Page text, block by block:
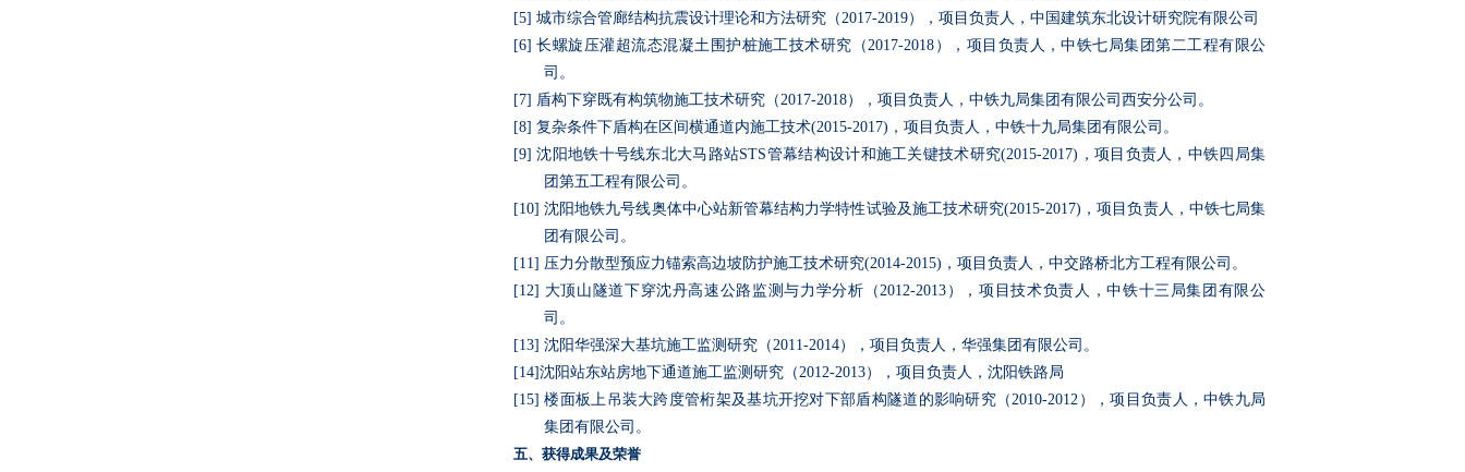
[5] 城市综合管廊结构抗震设计理论和方法研究（2017-2019），项目负责人，中国建筑东北设计研究院有限公司
[6]长螺旋压灌超流态混凝土围护桩施工技术研究（2017-2018 ），项目负责人，中铁七局集团第二工程有限公
司。
[7] 盾构下穿既有构筑物施工技术研究（2017-2018），项目负责人，中铁九局集团有限公司西安分公司。
[8] 复杂条件下盾构在区间横通道内施工技术(2015-2017) ，项目负责人，中铁十九局集团有限公司。
[9]沈阳地铁十号线东北大马路站STS管幕结构设计和施工关键技术研究(2015-2017) ，项目负责人，中铁四局集
团第五工程有限公司。
[10]沈阳地铁九号线奥体中心站新管幕结构力学特性试验及施工技术研究(2015-2017) ，项目负责人，中铁七局集
团有限公司。
[11] 压力分散型预应力锚索高边坡防护施工技术研究(2014-2015) ，项目负责人，中交路桥北方工程有限公司。
[12] 大顶山隧道下穿沈丹高速公路监测与力学分析（2012-2013 ），项目技术负责人，中铁十三局集团有限公
司。
[13] 沈阳华强深大基坑施工监测研究（2011-2014），项目负责人，华强集团有限公司。
[14]沈阳站东站房地下通道施工监测研究（2012-2013），项目负责人，沈阳铁路局
[15]楼面板上吊装大跨度管桁架及基坑开挖对下部盾构隧道的影响研究（2010-2012 ），项目负责人，中铁九局
集团有限公司。
五、获得成果及荣誉